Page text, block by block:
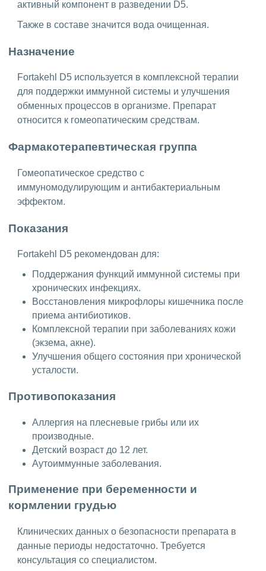
активный компонент в разведении D5.
Также в составе значится вода очищенная.
Назначение
Fortakehl D5 используется в комплексной терапии
для поддержки иммунной системы и улучшения
обменных процессов в организме. Препарат
относится к гомеопатическим средствам.
Фармакотерапевтическая группа
Гомеопатическое средство с
иммуномодулирующим и антибактериальным
эффектом.
Показания
Fortakehl D5 рекомендован для:
Поддержания функций иммунной системы при
хронических инфекциях.
Восстановления микрофлоры кишечника после
приема антибиотиков.
Комплексной терапии при заболеваниях кожи
(экзема, акне).
Улучшения общего состояния при хронической
усталости.
Противопоказания
Аллергия на плесневые грибы или их
производные.
Детский возраст до 12 лет.
Аутоиммунные заболевания.
Применение при беременности и
кормлении грудью
Клинических данных о безопасности препарата в
данные периоды недостаточно. Требуется
консультация со специалистом.